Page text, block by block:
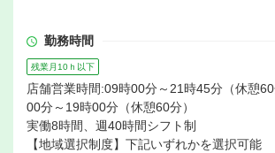
勤務時間
残業月10ｈ以下
店舗営業時間:09時00分～21時45分（休憩
00分～19時00分（休憩60分）
実働8時間、週40時間シフト制
【地域選択制度】下記いずれかを選択可能